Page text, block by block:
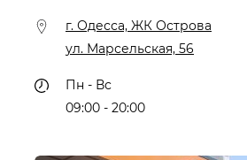
г. Одесса, ЖК Острова
ул. Марсельская, 56
Пн - Вс
09:00 - 20:00